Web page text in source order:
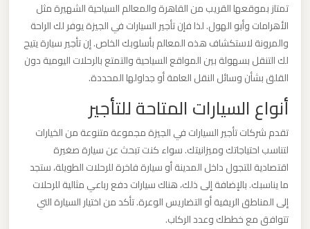
تمتاز بموقعها القريب من القاهرة والمعالم السياحية الشهيرة مثل
الأهرامات وأبو الهول. لذا فإن تأجير السيارات في الجيزة يوفر لك الراحة
والمرونة لاستكشاف هذه المعالم بأسلوبك الخاص. إن تأجير سيارة يتيح
لك التنقل بسهولة بين المواقع السياحية والتمتع بالرحلات اليومية دون
القلق بشأن وسائل النقل العامة أو جداولها المحددة.
أنواع السيارات المتاحة للتأجير
تقدم شركات تأجير السيارات في الجيزة مجموعة متنوعة من الخيارات
لتناسب احتياجاتك وميزانيتك. سواء كنت تبحث عن سيارة صغيرة
اقتصادية للتجول داخل المدينة أو سيارة فاخرة للرحلات الطويلة، ستجد
ما يناسبك. بالإضافة إلى ذلك، هناك سيارات دفع رباعي مثالية للرحلات
إلى المناطق الريفية أو التضاريس الوعرة. تأكد من اختيار السيارة التي
تتوافق مع خططك وعدد الركاب.
الساخن
ليموزين
مطار
القاهرة
أسعار
ليموزين
مطار
القاهرة